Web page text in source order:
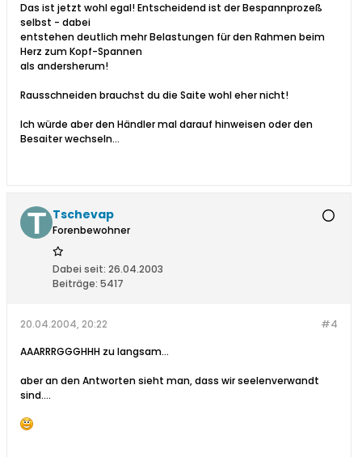
Das ist jetzt wohl egal! Entscheidend ist der Bespannprozeß
selbst - dabei
entstehen deutlich mehr Belastungen für den Rahmen beim
Herz zum Kopf-Spannen
als andersherum!
Rausschneiden brauchst du die Saite wohl eher nicht!
Ich würde aber den Händler mal darauf hinweisen oder den
Besaiter wechseln...
Tschevap
Forenbewohner
Dabei seit: 26.04.2003
Beiträge: 5417
#4
20.04.2004, 20:22
AAARRRGGGHHH zu langsam...
aber an den Antworten sieht man, dass wir seelenverwandt
sind....